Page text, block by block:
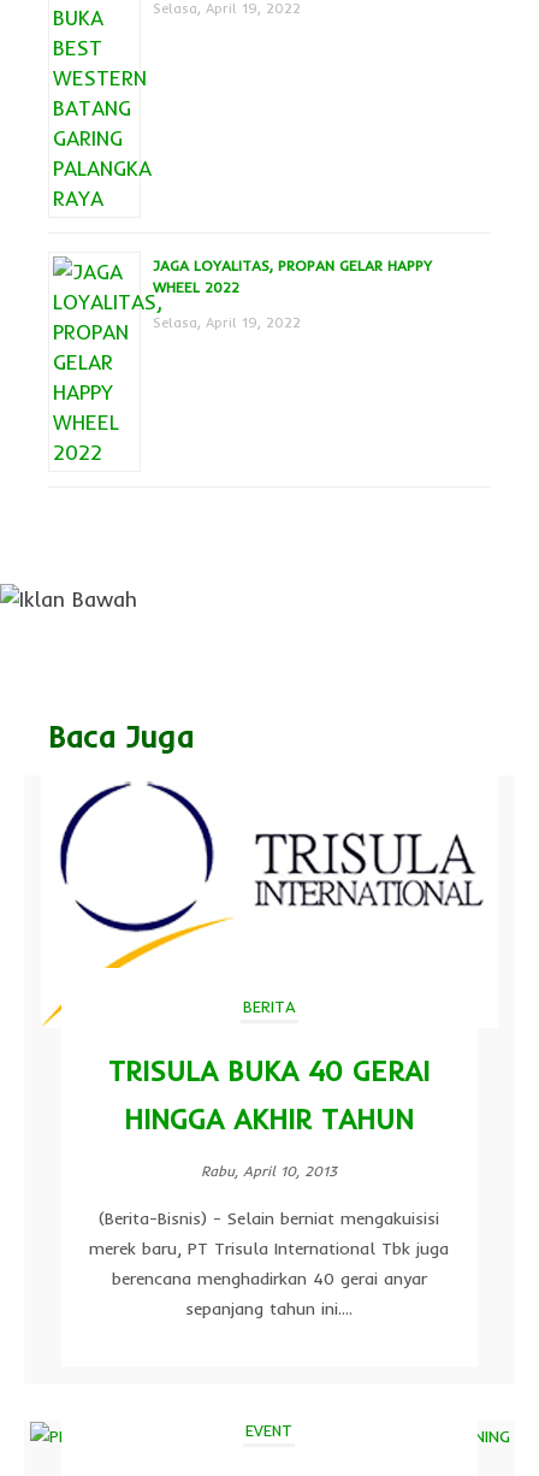
Selasa, April 19, 2022
JAGA LOYALITAS, PROPAN GELAR HAPPY
WHEEL 2022
Selasa, April 19, 2022
Baca Juga
BERITA
TRISULA BUKA 40 GERAI
HINGGA AKHIR TAHUN
Rabu, April 10, 2013
(Berita-Bisnis) - Selain berniat mengakuisisi
merek baru, PT Trisula International Tbk juga
berencana menghadirkan 40 gerai anyar
sepanjang tahun ini....
EVENT